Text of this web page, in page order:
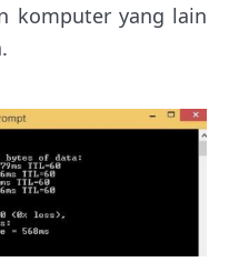
komputer yang lain